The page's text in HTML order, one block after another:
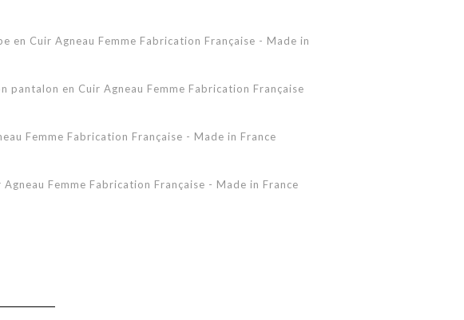
en Cuir Agneau Femme Fabrication Française - Made in
pantalon en Cuir Agneau Femme Fabrication Française
Femme Fabrication Française - Made in France
Femme Fabrication Française - Made in France
Française - Made in France